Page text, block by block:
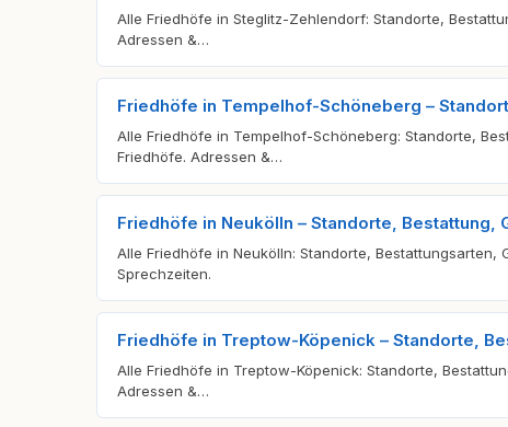
Alle Friedhöfe in Steglitz-Zehlendorf: Standorte,
Adressen &…
Friedhöfe in Tempelhof-Schöneberg –
Alle Friedhöfe in Tempelhof-Schöneberg: Standorte,
Friedhöfe. Adressen &…
Friedhöfe in Neukölln – Standorte, Bestattung,
Alle Friedhöfe in Neukölln: Standorte,
Sprechzeiten.
Friedhöfe in Treptow-Köpenick – Standorte,
Alle Friedhöfe in Treptow-Köpenick: Standorte,
Adressen &…